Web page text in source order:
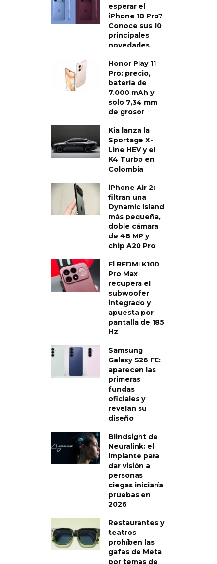
esperar el
iPhone 18 Pro?
Conoce sus 10
principales
novedades
Honor Play 11
Pro: precio,
batería de
7.000 mAh y
solo 7,34 mm
de grosor
Kia lanza la
Sportage X-
Line HEV y el
K4 Turbo en
Colombia
iPhone Air 2:
filtran una
Dynamic Island
más pequeña,
doble cámara
de 48 MP y
chip A20 Pro
El REDMI K100
Pro Max
recupera el
subwoofer
integrado y
apuesta por
pantalla de 185
Hz
Samsung
Galaxy S26 FE:
aparecen las
primeras
fundas
oficiales y
revelan su
diseño
Blindsight de
Neuralink: el
implante para
dar visión a
personas
ciegas iniciaría
pruebas en
2026
Restaurantes y
teatros
prohíben las
gafas de Meta
por temas de